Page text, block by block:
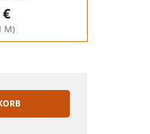
M)